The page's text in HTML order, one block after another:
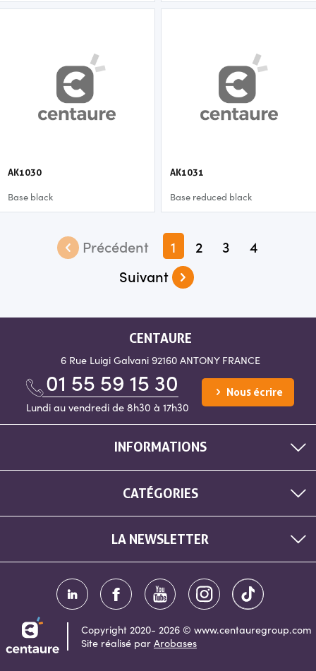
AK1030
Base black
AK1031
Base reduced black
1 2 3 4
CENTAURE
6 Rue Luigi Galvani 92160 ANTONY FRANCE
01 55 59 15 30
Lundi au vendredi de 8h30 à 17h30
Nous écrire
INFORMATIONS
CATÉGORIES
LA NEWSLETTER
Copyright 2020- 2026 © www.centauregroup.com
Site réalisé par Arobases